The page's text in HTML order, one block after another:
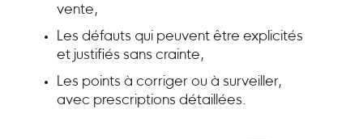
vente,
Les défauts qui peuvent être explicités
et justifiés sans crainte,
Les points à corriger ou à surveiller,
avec prescriptions détaillées.